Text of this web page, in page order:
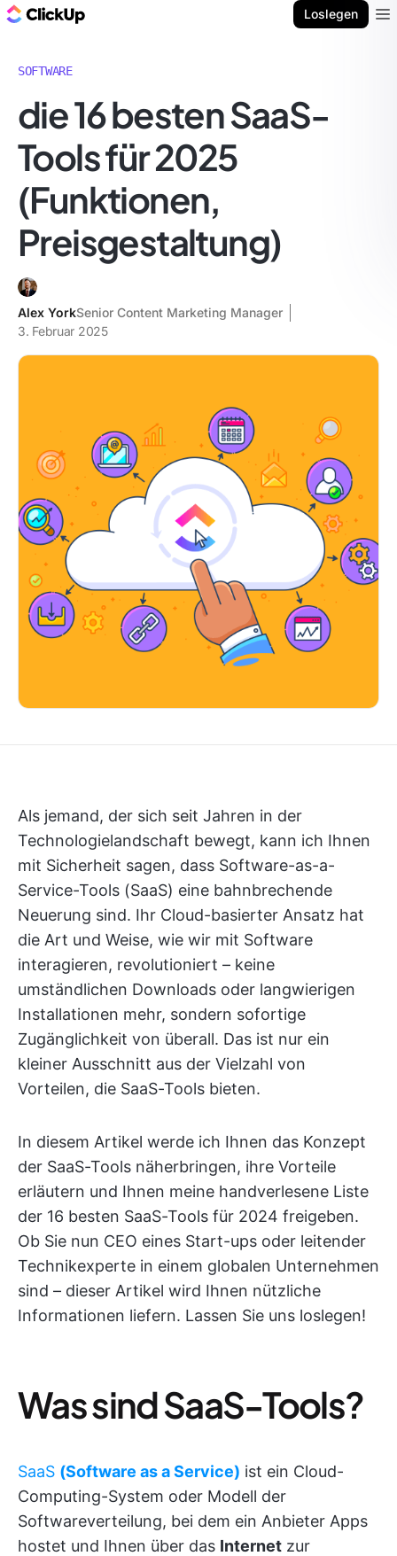
Loslegen
SOFTWARE
die 16 besten SaaS-
Tools für 2025
(Funktionen,
Preisgestaltung)
Alex YorkSenior Content Marketing Manager
3. Februar 2025
Als jemand, der sich seit Jahren in der
Technologielandschaft bewegt, kann ich Ihnen
mit Sicherheit sagen, dass Software-as-a-
Service-Tools (SaaS) eine bahnbrechende
Neuerung sind. Ihr Cloud-basierter Ansatz hat
die Art und Weise, wie wir mit Software
interagieren, revolutioniert – keine
umständlichen Downloads oder langwierigen
Installationen mehr, sondern sofortige
Zugänglichkeit von überall. Das ist nur ein
kleiner Ausschnitt aus der Vielzahl von
Vorteilen, die SaaS-Tools bieten.
In diesem Artikel werde ich Ihnen das Konzept
der SaaS-Tools näherbringen, ihre Vorteile
erläutern und Ihnen meine handverlesene Liste
der 16 besten SaaS-Tools für 2024 freigeben.
Ob Sie nun CEO eines Start-ups oder leitender
Technikexperte in einem globalen Unternehmen
sind – dieser Artikel wird Ihnen nützliche
Informationen liefern. Lassen Sie uns loslegen!
Was sind SaaS-Tools?
SaaS (Software as a Service) ist ein Cloud-
Computing-System oder Modell der
Softwareverteilung, bei dem ein Anbieter Apps
hostet und Ihnen über das Internet zur